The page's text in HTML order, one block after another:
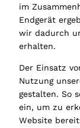
im
Endgerät
wir dadurch
erhalten.
Der Einsatz
Nutzung
gestalten. So
ein, um zu
Website